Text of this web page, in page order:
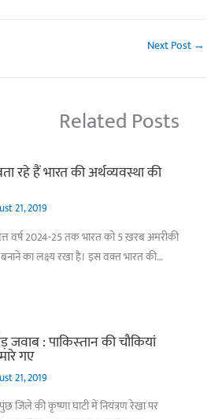
Next Post →
Related Posts
रहे हैं भारत की अर्थव्यवस्था की
21, 2019
वित्त वर्ष 2024-25 तक भारत को 5 ख़रब अमरीकी
बनाने का लक्ष्य रखा है। इस वक़्त भारत की…
जवाब : पाकिस्‍तान की चौकियां
गए
21, 2019
जिले की कृष्णा घाटी में नियंत्रण रेखा पर